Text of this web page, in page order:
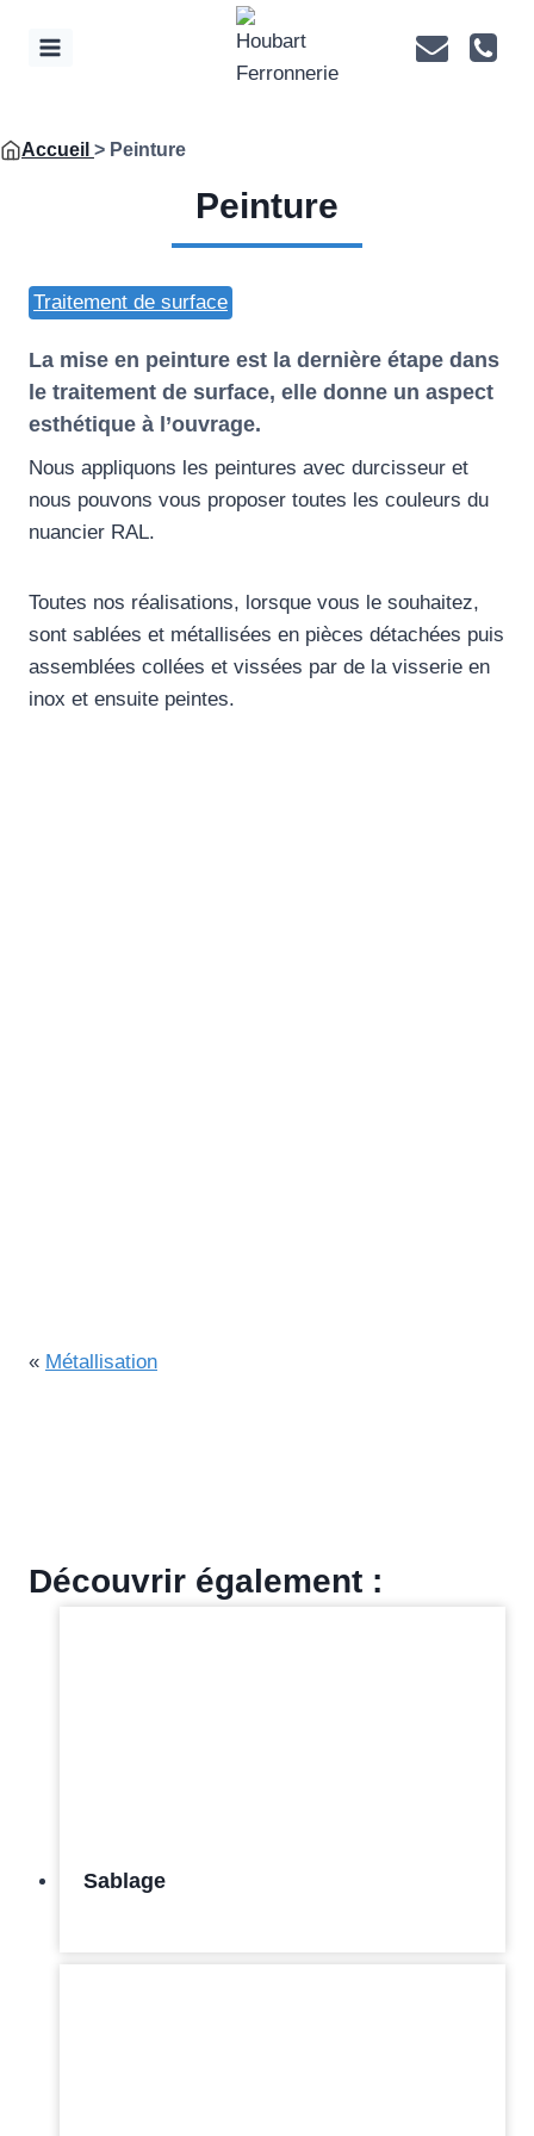
Accueil > Peinture
Peinture
Traitement de surface
La mise en peinture est la dernière étape dans
le traitement de surface, elle donne un aspect
esthétique à l’ouvrage.
Nous appliquons les peintures avec durcisseur et
nous pouvons vous proposer toutes les couleurs du
nuancier RAL.
Toutes nos réalisations, lorsque vous le souhaitez,
sont sablées et métallisées en pièces détachées puis
assemblées collées et vissées par de la visserie en
inox et ensuite peintes.
« Métallisation
Découvrir également :
Sablage